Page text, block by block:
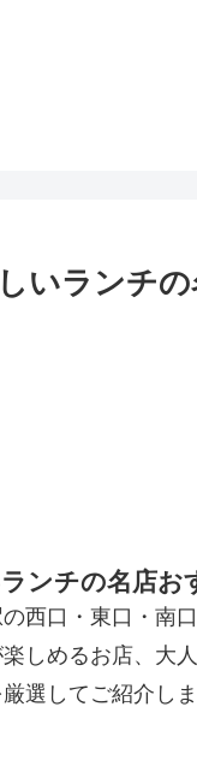
いランチ
ンチの名店お
西口・東口・南
しめるお店、大
選してご紹介しま